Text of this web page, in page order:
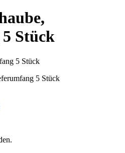
Stück
5 Stück
5 Stück